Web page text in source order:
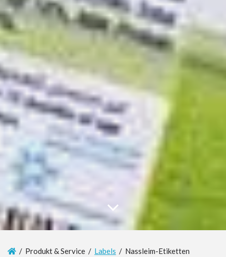
/ Produkt & Service / Labels / Nassleim-Etiketten